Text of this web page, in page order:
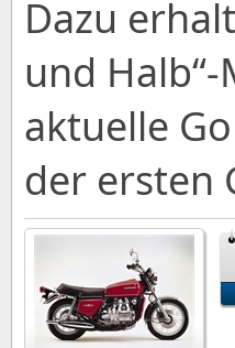
Dazu
und
aktuelle
der ersten